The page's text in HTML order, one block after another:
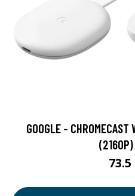
GOOGLE -
(2160P)
73.5